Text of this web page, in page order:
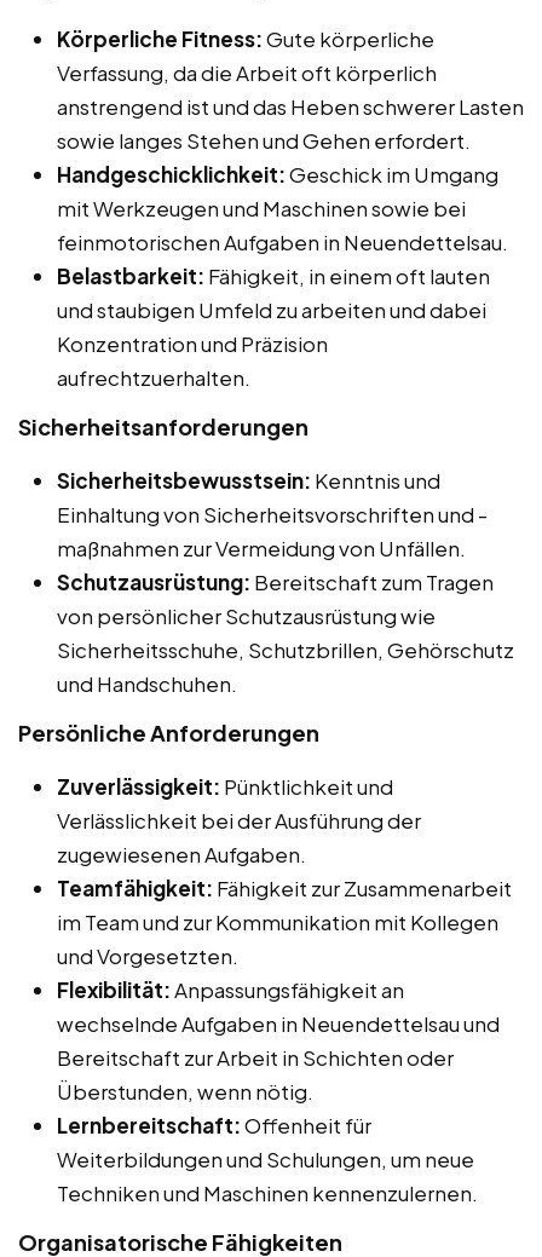
Körperliche Fitness:Gute körperliche
Verfassung, da die Arbeit oft körperlich
anstrengend ist und das Heben schwerer Lasten
sowie langes Stehen und Gehen erfordert.
Handgeschicklichkeit:Geschick im Umgang
mit Werkzeugen und Maschinen sowie bei
feinmotorischen Aufgaben in Neuendettelsau.
Belastbarkeit: Fähigkeit, in einem oft lauten
und staubigen Umfeld zu arbeiten und dabei
Konzentration und Präzision
aufrechtzuerhalten.
Sicherheitsanforderungen
Sicherheitsbewusstsein: Kenntnis und
Einhaltung von Sicherheitsvorschriften und -
maßnahmen zur Vermeidung von Unfällen.
Schutzausrüstung: Bereitschaft zum Tragen
von persönlicher Schutzausrüstung wie
Sicherheitsschuhe, Schutzbrillen, Gehörschutz
und Handschuhen.
Persönliche Anforderungen
Zuverlässigkeit: Pünktlichkeit und
Verlässlichkeit bei der Ausführung der
zugewiesenen Aufgaben.
Teamfähigkeit: Fähigkeit zur Zusammenarbeit
im Team und zur Kommunikation mit Kollegen
und Vorgesetzten.
Flexibilität:Anpassungsfähigkeit an
wechselnde Aufgaben in Neuendettelsau und
Bereitschaft zur Arbeit in Schichten oder
Überstunden, wenn nötig.
Lernbereitschaft:Offenheit für
Weiterbildungen und Schulungen, um neue
Techniken und Maschinen kennenzulernen.
Organisatorische Fähigkeiten